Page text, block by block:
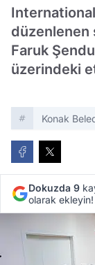
düzenlenen
Faruk
üzerindeki
Konak
Dokuzda 9
olarak ekleyin!